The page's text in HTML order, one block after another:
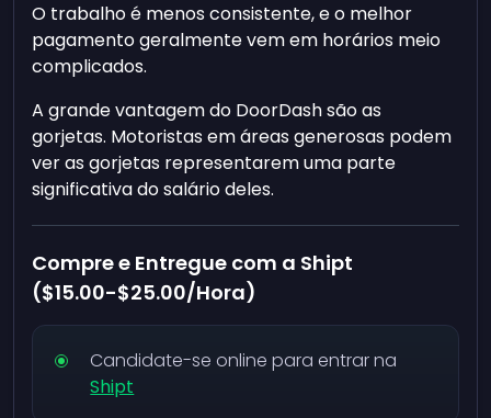
O trabalho é menos consistente, e o melhor
pagamento geralmente vem em horários meio
complicados.
A grande vantagem do DoorDash são as
gorjetas. Motoristas em áreas generosas podem
ver as gorjetas representarem uma parte
significativa do salário deles.
Compre e Entregue com a Shipt
($15.00-$25.00/Hora)
Candidate-se online para entrar na
Shipt